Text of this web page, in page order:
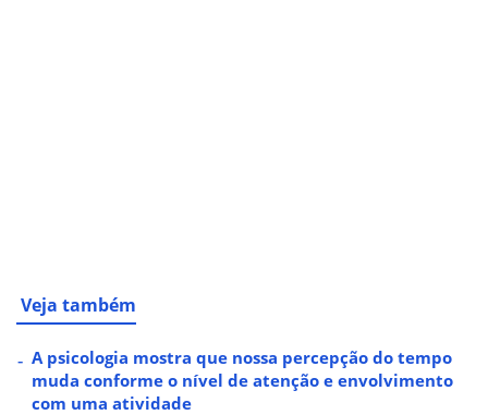
Veja também
A psicologia mostra que nossa percepção do tempo
muda conforme o nível de atenção e envolvimento
com uma atividade